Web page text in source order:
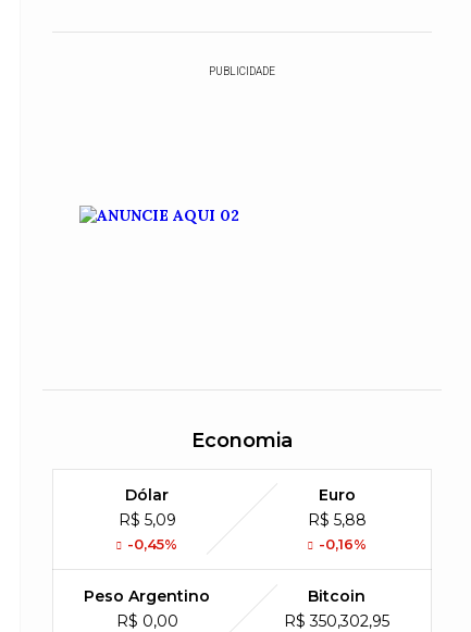
PUBLICIDADE
Economia
Dólar
R$ 5,09
-0,45%
Euro
R$ 5,88
-0,16%
Peso Argentino
R$ 0,00
Bitcoin
R$ 350,302,95